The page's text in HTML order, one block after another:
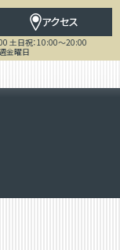
アクセス
土日祝：10:00～20:00
金曜日